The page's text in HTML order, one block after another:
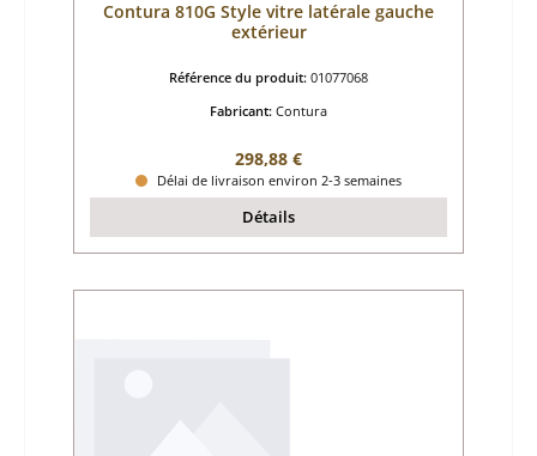
Contura 810G Style vitre latérale gauche
extérieur
Référence du produit: 01077068
Fabricant: Contura
Prix régulier :
298,88 €
Délai de livraison environ 2-3 semaines
Détails